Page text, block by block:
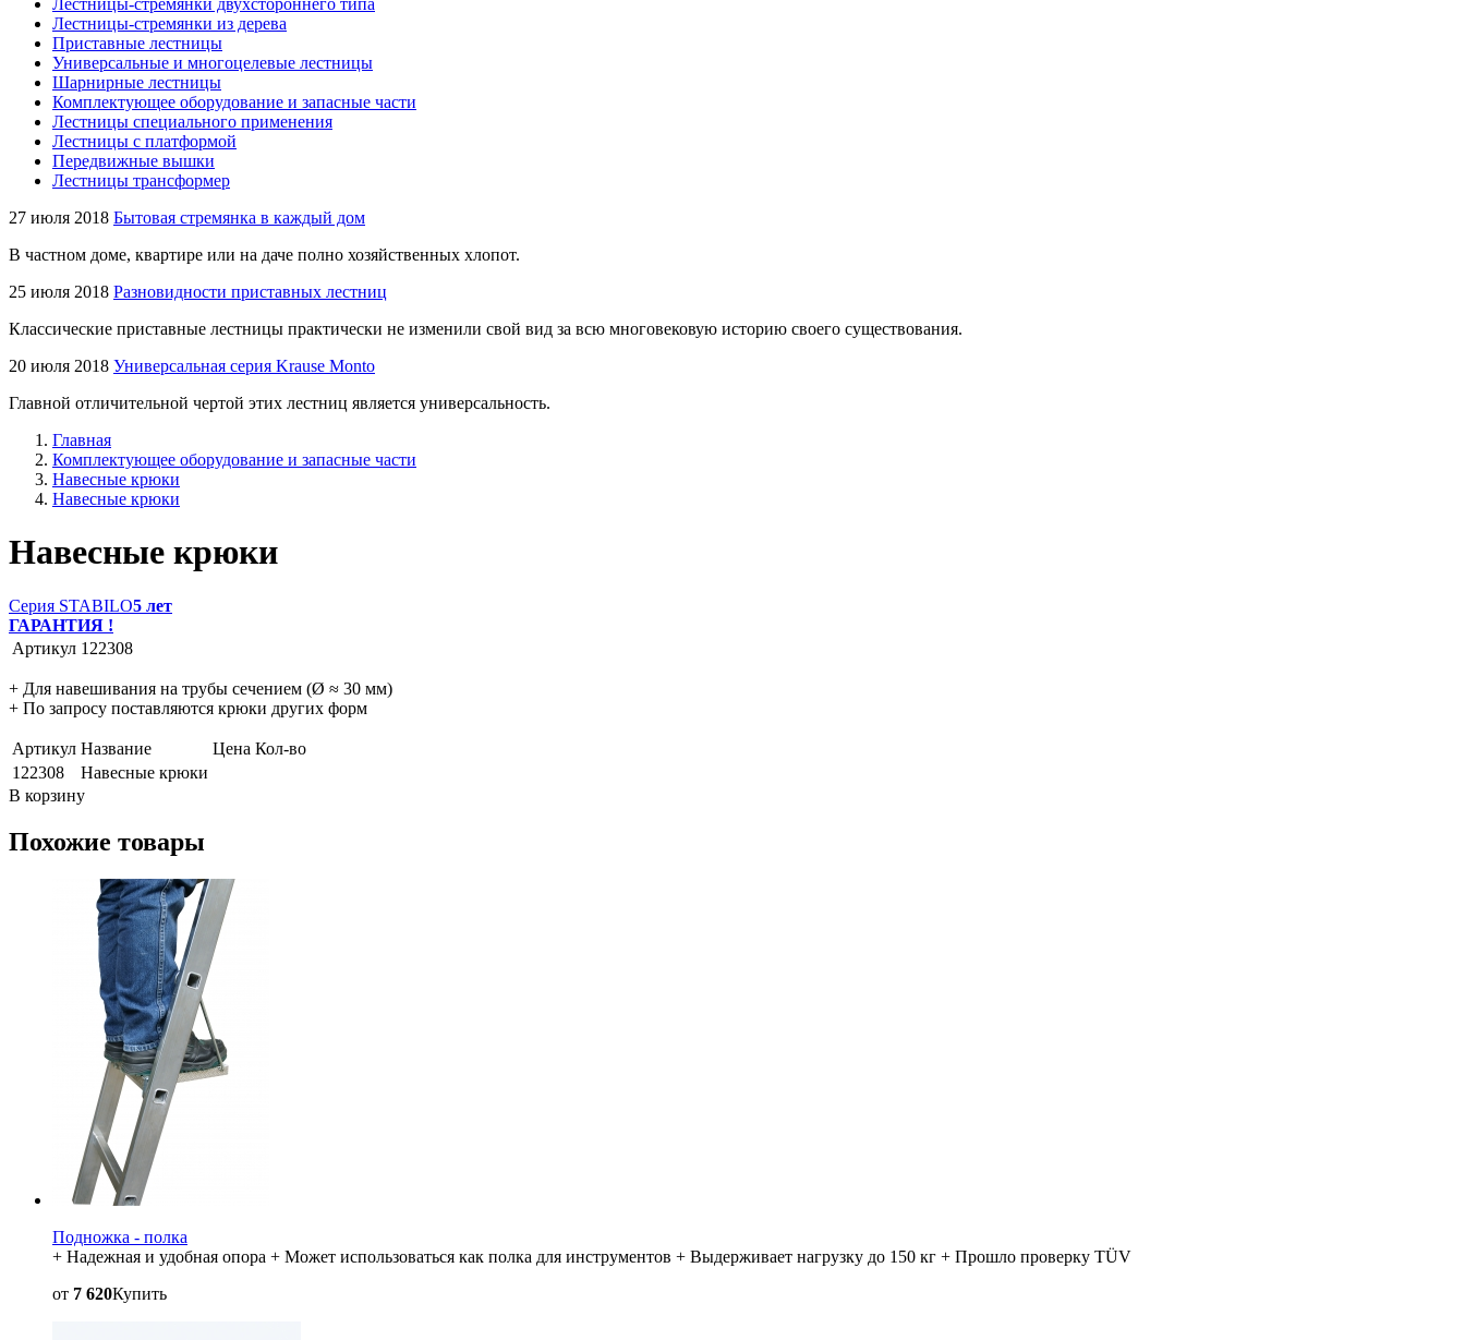
Лестницы-стремянки двухстороннего типа
Лестницы-стремянки из дерева
Приставные лестницы
Универсальные и многоцелевые лестницы
Шарнирные лестницы
Комплектующее оборудование и запасные части
Лестницы специального применения
Лестницы с платформой
Передвижные вышки
Лестницы трансформер
27 июля 2018 Бытовая стремянка в каждый дом
В частном доме, квартире или на даче полно хозяйственных хлопот.
25 июля 2018 Разновидности приставных лестниц
Классические приставные лестницы практически не изменили свой вид за всю многовековую историю своего существования.
20 июля 2018 Универсальная серия Krause Monto
Главной отличительной чертой этих лестниц является универсальность.
Главная
Комплектующее оборудование и запасные части
Навесные крюки
Навесные крюки
Навесные крюки
Серия STABILO5 лет
ГАРАНТИЯ !
Артикул 122308
+ Для навешивания на трубы сечением (Ø ≈ 30 мм)
+ По запросу поставляются крюки других форм
Артикул Название Цена Кол-во
122308
Навесные крюки
В корзину
Похожие товары
Подножка - полка
+ Надежная и удобная опора + Может использоваться как полка для инструментов + Выдерживает нагрузку до 150 кг + Прошло проверку TÜV
от 7 620Купить